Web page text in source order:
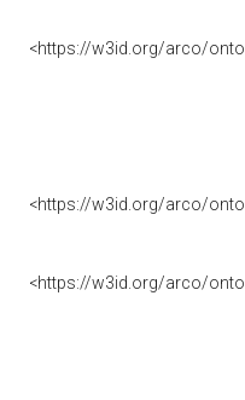
<https://w3id.org/arco/
<https://w3id.org/arco/
<https://w3id.org/arco/